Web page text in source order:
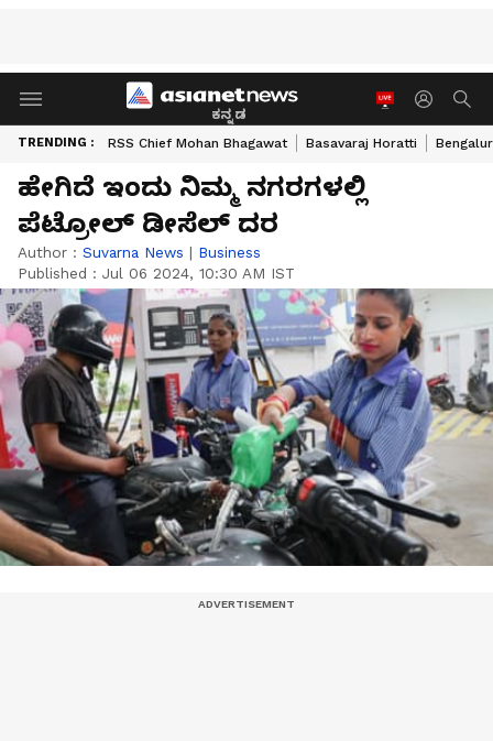
ಕನ್ನಡ
TRENDING : RSS Chief Mohan Bhagawat Basavaraj Horatti
ಹೇಗಿದೆ ಇಂದು ನಿಮ್ಮ ನಗರಗಳಲ್ಲಿ
ಪೆಟ್ರೋಲ್ ಡೀಸೆಲ್ ದರ
Author : Suvarna News | Business
Published : Jul 06 2024, 10:30 AM IST